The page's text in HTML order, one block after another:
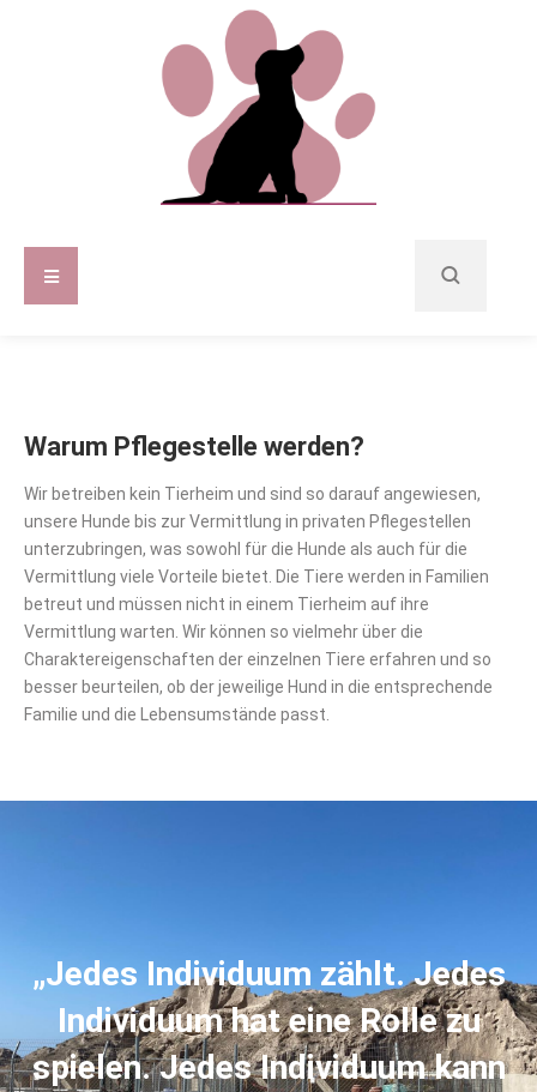
Warum Pflegestelle werden?
Wir betreiben kein Tierheim und sind so darauf angewiesen,
unsere Hunde bis zur Vermittlung in privaten Pflegestellen
unterzubringen, was sowohl für die Hunde als auch für die
Vermittlung viele Vorteile bietet. Die Tiere werden in Familien
betreut und müssen nicht in einem Tierheim auf ihre
Vermittlung warten. Wir können so vielmehr über die
Charaktereigenschaften der einzelnen Tiere erfahren und so
besser beurteilen, ob der jeweilige Hund in die entsprechende
Familie und die Lebensumstände passt.
„Jedes Individuum zählt. Jedes
Individuum hat eine Rolle zu
spielen. Jedes Individuum kann